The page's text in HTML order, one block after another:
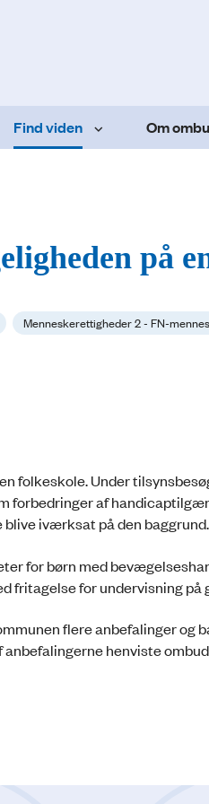
Find viden Om
på
Menneskerettigheder 2 - FN-
folkeskole. Under
af
iværksat på den baggrund.
for børn med
fritagelse for undervisning på
flere anbefalinger og
henviste